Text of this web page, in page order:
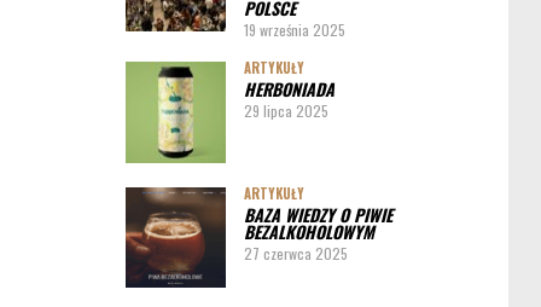
POLSCE
19 września 2025
ARTYKUŁY
HERBONIADA
29 lipca 2025
ARTYKUŁY
BAZA WIEDZY O PIWIE
BEZALKOHOLOWYM
27 czerwca 2025